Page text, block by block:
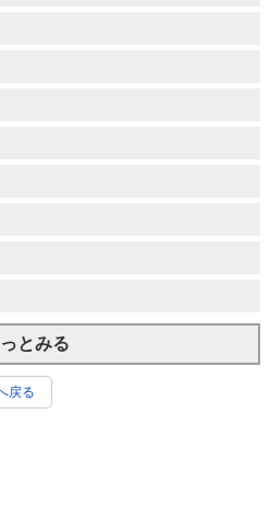
とみる
戻る